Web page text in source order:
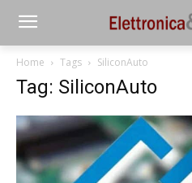
Home Tags SiliconAuto
Tag: SiliconAuto